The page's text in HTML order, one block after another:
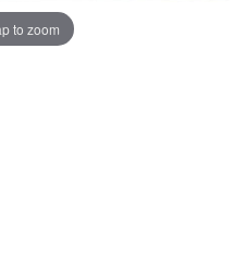
to zoom